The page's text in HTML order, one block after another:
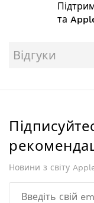
та
Відгуки
Новини з світу